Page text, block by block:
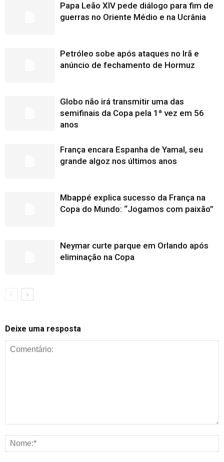
Papa Leão XIV pede diálogo para fim de
guerras no Oriente Médio e na Ucrânia
Petróleo sobe após ataques no Irã e
anúncio de fechamento de Hormuz
Globo não irá transmitir uma das
semifinais da Copa pela 1ª vez em 56
anos
França encara Espanha de Yamal, seu
grande algoz nos últimos anos
Mbappé explica sucesso da França na
Copa do Mundo: “Jogamos com paixão”
Neymar curte parque em Orlando após
eliminação na Copa
Deixe uma resposta